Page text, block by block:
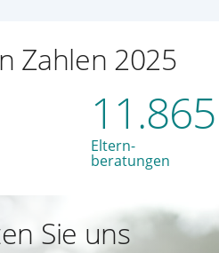
Zahlen 2025
11.865
Eltern-
beratungen
Sie uns